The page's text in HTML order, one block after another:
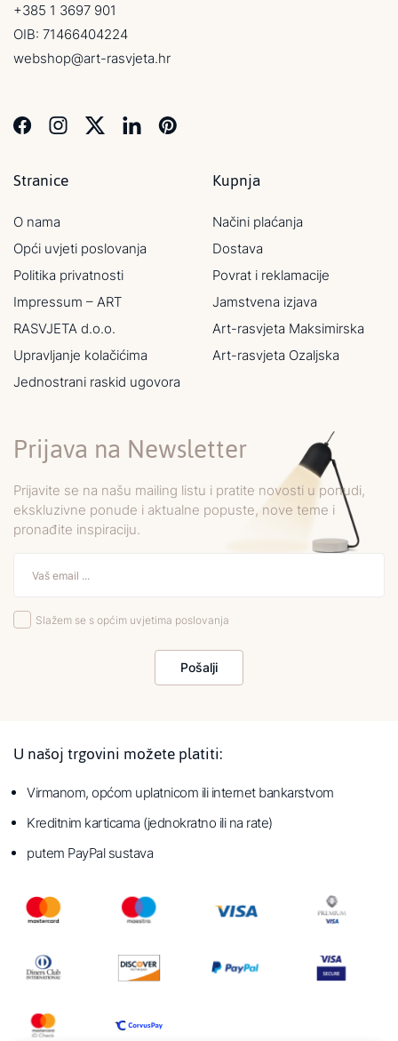
+385 1 3697 901
OIB: 71466404224
webshop@art-rasvjeta.hr
Stranice
O nama
Opći uvjeti poslovanja
Politika privatnosti
Impressum – ART
RASVJETA d.o.o.
Upravljanje kolačićima
Jednostrani raskid ugovora
Kupnja
Načini plaćanja
Dostava
Povrat i reklamacije
Jamstvena izjava
Art-rasvjeta Maksimirska
Art-rasvjeta Ozaljska
Prijava na Newsletter
Prijavite se na našu mailing listu i pratite novosti u ponudi,
ekskluzivne ponude i aktualne popuste, nove teme i
pronađite inspiraciju.
Slažem se s općim uvjetima poslovanja
Pošalji
U našoj trgovini možete platiti:
Virmanom, općom uplatnicom ili internet bankarstvom
Kreditnim karticama (jednokratno ili na rate)
putem PayPal sustava